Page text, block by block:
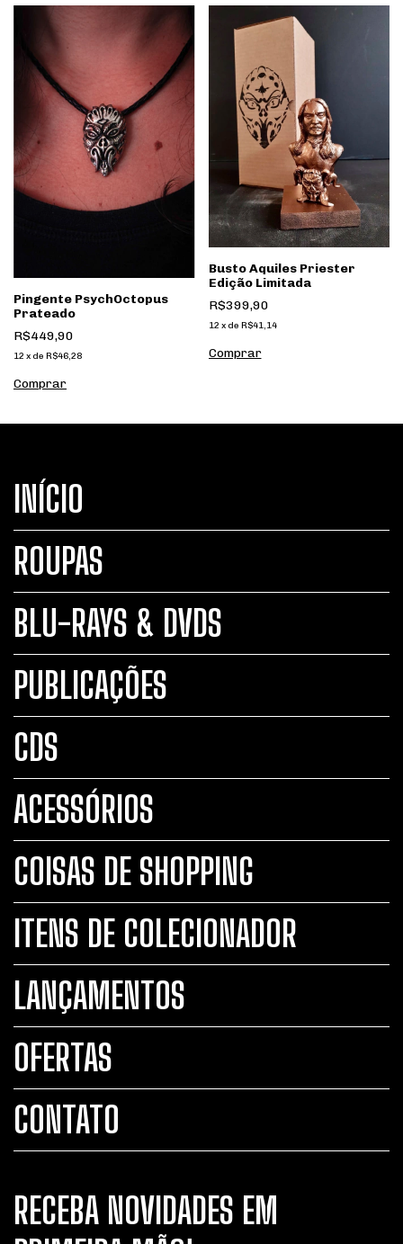
Pingente PsychOctopus
Prateado
R$449,90
12 x de R$46,28
Busto Aquiles Priester
Edição Limitada
R$399,90
12 x de R$41,14
INÍCIO
ROUPAS
BLU-RAYS & DVDS
PUBLICAÇÕES
CDS
ACESSÓRIOS
COISAS DE SHOPPING
ITENS DE COLECIONADOR
LANÇAMENTOS
OFERTAS
CONTATO
RECEBA NOVIDADES EM